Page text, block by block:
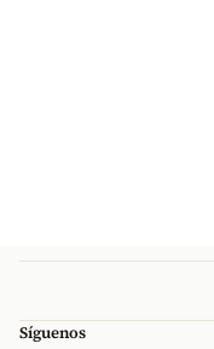
Síguenos